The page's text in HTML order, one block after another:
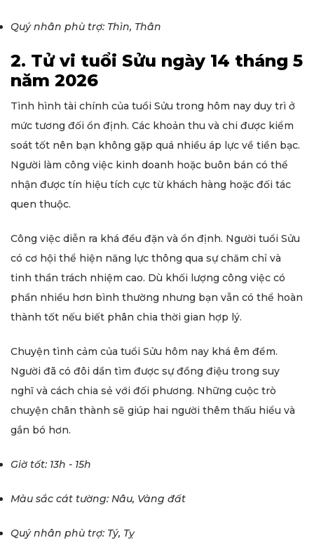
Quý nhân phù trợ: Thìn, Thân
2. Tử vi tuổi Sửu ngày 14 tháng 5
năm 2026
Tình hình tài chính của tuổi Sửu trong hôm nay duy trì ở
mức tương đối ổn định. Các khoản thu và chi được kiểm
soát tốt nên bạn không gặp quá nhiều áp lực về tiền bạc.
Người làm công việc kinh doanh hoặc buôn bán có thể
nhận được tín hiệu tích cực từ khách hàng hoặc đối tác
quen thuộc.
Công việc diễn ra khá đều đặn và ổn định. Người tuổi Sửu
có cơ hội thể hiện năng lực thông qua sự chăm chỉ và
tinh thần trách nhiệm cao. Dù khối lượng công việc có
phần nhiều hơn bình thường nhưng bạn vẫn có thể hoàn
thành tốt nếu biết phân chia thời gian hợp lý.
Chuyện tình cảm của tuổi Sửu hôm nay khá êm đềm.
Người đã có đôi dần tìm được sự đồng điệu trong suy
nghĩ và cách chia sẻ với đối phương. Những cuộc trò
chuyện chân thành sẽ giúp hai người thêm thấu hiểu và
gắn bó hơn.
Giờ tốt: 13h - 15h
Màu sắc cát tường: Nâu, Vàng đất
Quý nhân phù trợ: Tý, Tỵ